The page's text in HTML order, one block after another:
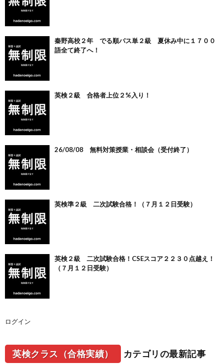
秦野高校２年 でる順パス単２級 夏休み中に１７００
語全て終了へ！
英検２級 合格者上位２%入り！
26/08/08 無料対策授業・相談会（受付終了）
英検準２級 二次試験合格！（７月１２日受験）
英検２級 二次試験合格！CSEスコア２２３０点越え！
（７月１２日受験）
ログイン
英検クラス（合格実績） カテゴリの最新記事